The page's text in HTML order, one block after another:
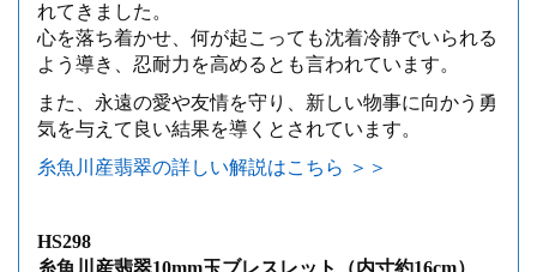
れてきました。
心を落ち着かせ、何が起こっても沈着冷静でいられる
よう導き、忍耐力を高めるとも言われています。
また、永遠の愛や友情を守り、新しい物事に向かう勇
気を与えて良い結果を導くとされています。
糸魚川産翡翠の詳しい解説はこちら ＞＞
HS298
糸魚川産翡翠10mm玉ブレスレット（内寸約16cm）